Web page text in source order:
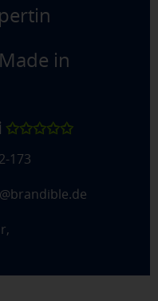
in
✩✩✩✩✩
173